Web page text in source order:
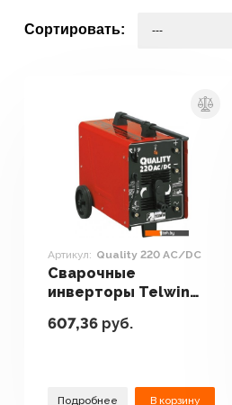
Сортировать:
Артикул: Quality 220 AC/DC
Сварочные
инверторы Telwin
607,36 руб.
Подробнее В корзину